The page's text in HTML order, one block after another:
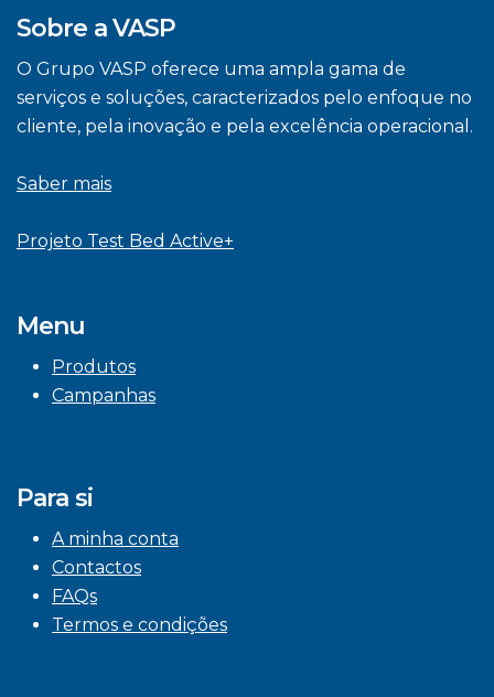
Sobre a VASP
O Grupo VASP oferece uma ampla gama de
serviços e soluções, caracterizados pelo enfoque no
cliente, pela inovação e pela excelência operacional.
Saber mais
Projeto Test Bed Active+
Menu
Produtos
Campanhas
Para si
A minha conta
Contactos
FAQs
Termos e condições